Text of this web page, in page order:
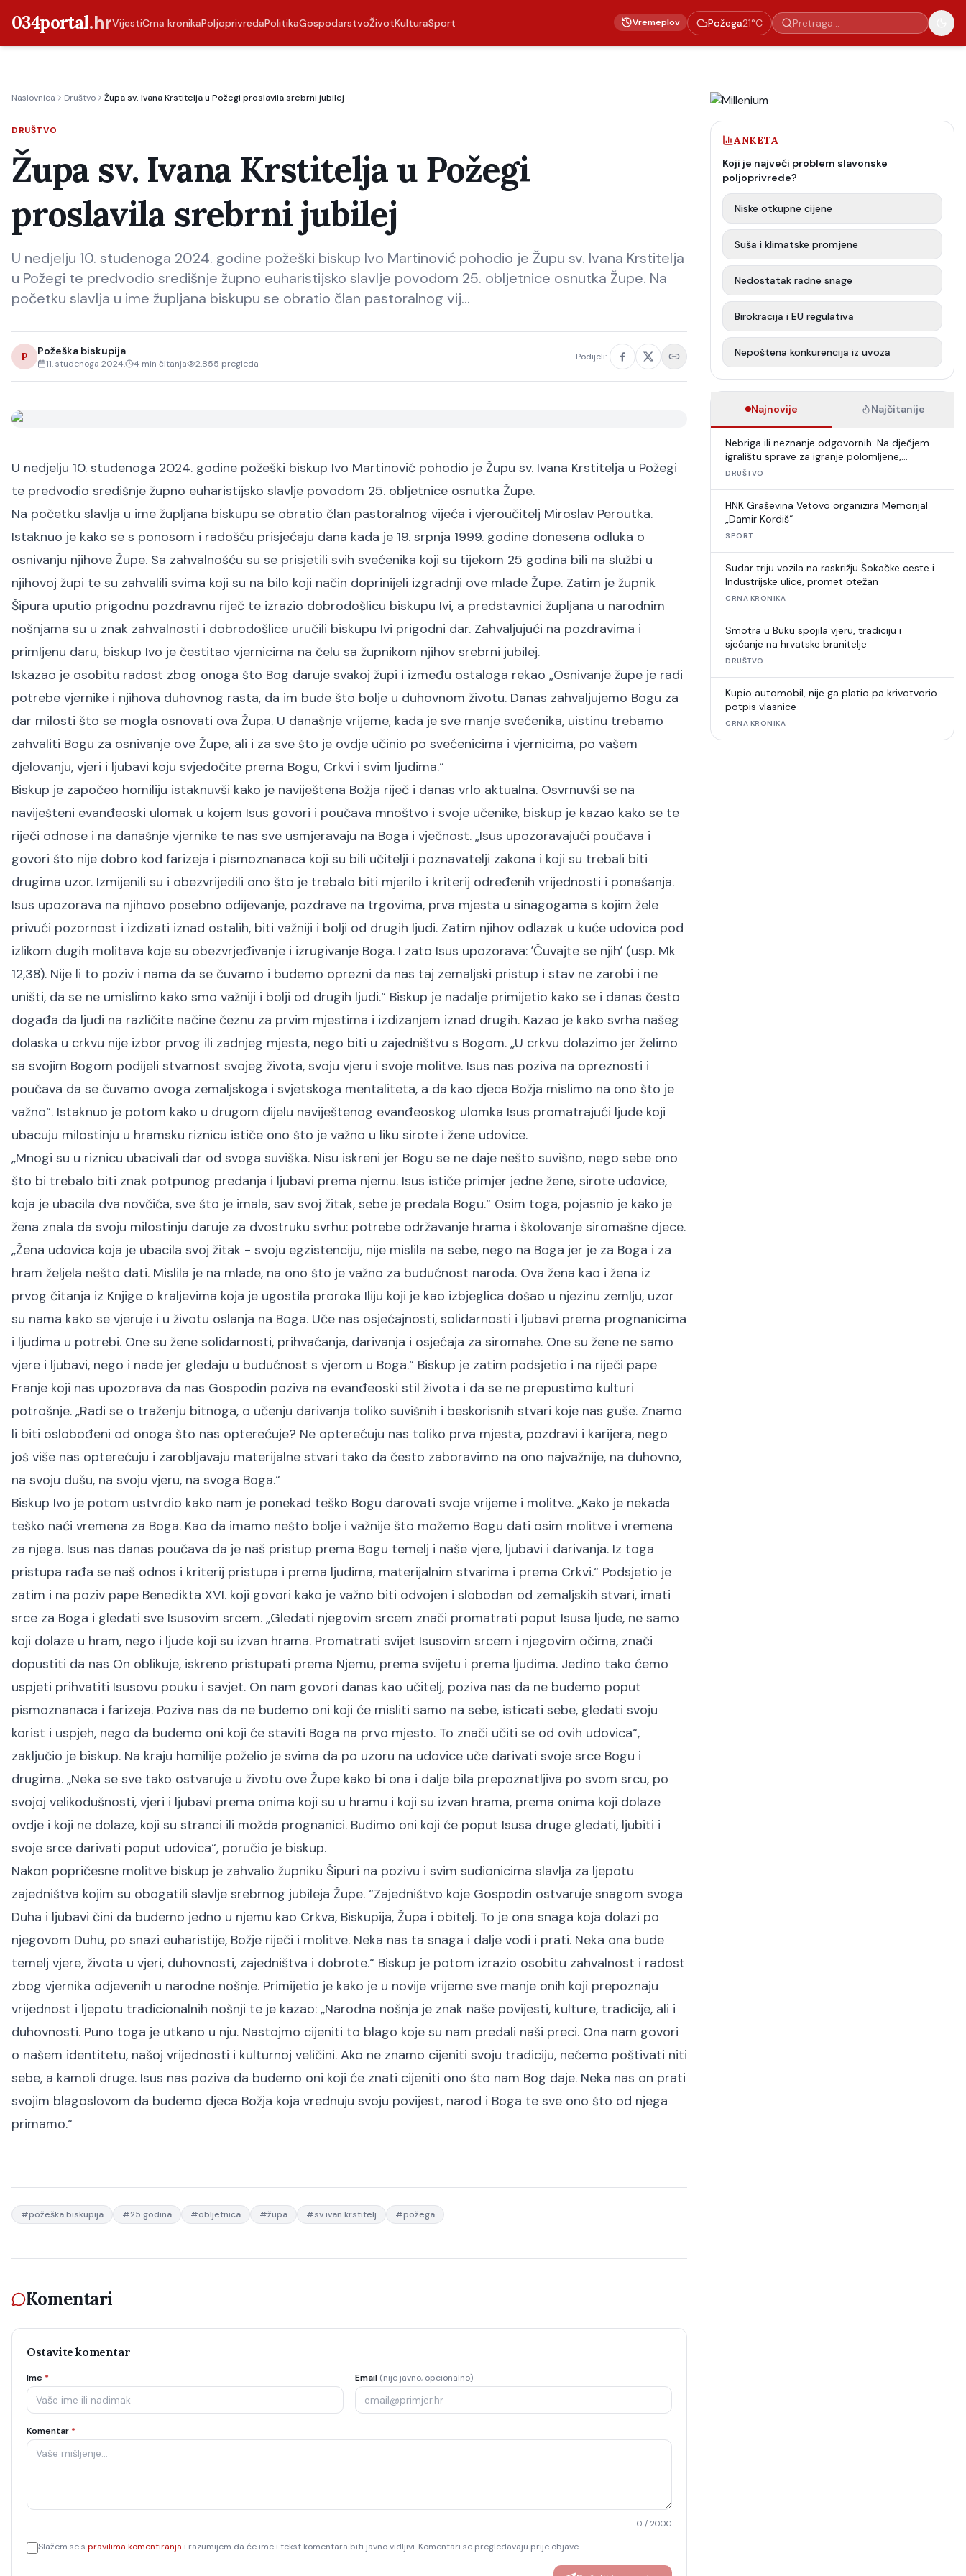
034portal.hrVijestiCrna kronikaPoljoprivredaPolitikaGospodarstvoŽivotKulturaSport Vremeplov Požega21°C
Naslovnica Društvo Župa sv. Ivana Krstitelja u Požegi proslavila srebrni jubilej
DRUŠTVO
Župa sv. Ivana Krstitelja u Požegi
proslavila srebrni jubilej
U nedjelju 10. studenoga 2024. godine požeški biskup Ivo Martinović pohodio je Župu sv. Ivana Krstitelja
u Požegi te predvodio središnje župno euharistijsko slavlje povodom 25. obljetnice osnutka Župe. Na
početku slavlja u ime župljana biskupu se obratio član pastoralnog vij…
P Požeška biskupija
11. studenoga 2024. 4 min čitanja 2.855 pregleda
Podijeli:
U nedjelju 10. studenoga 2024. godine požeški biskup Ivo Martinović pohodio je Župu sv. Ivana Krstitelja u Požegi
te predvodio središnje župno euharistijsko slavlje povodom 25. obljetnice osnutka Župe.
Na početku slavlja u ime župljana biskupu se obratio član pastoralnog vijeća i vjeroučitelj Miroslav Peroutka.
Istaknuo je kako se s ponosom i radošću prisjećaju dana kada je 19. srpnja 1999. godine donesena odluka o
osnivanju njihove Župe. Sa zahvalnošću su se prisjetili svih svećenika koji su tijekom 25 godina bili na službi u
njihovoj župi te su zahvalili svima koji su na bilo koji način doprinijeli izgradnji ove mlade Župe. Zatim je župnik
Šipura uputio prigodnu pozdravnu riječ te izrazio dobrodošlicu biskupu Ivi, a predstavnici župljana u narodnim
nošnjama su u znak zahvalnosti i dobrodošlice uručili biskupu Ivi prigodni dar. Zahvaljujući na pozdravima i
primljenu daru, biskup Ivo je čestitao vjernicima na čelu sa župnikom njihov srebrni jubilej.
Iskazao je osobitu radost zbog onoga što Bog daruje svakoj župi i između ostaloga rekao „Osnivanje župe je radi
potrebe vjernike i njihova duhovnog rasta, da im bude što bolje u duhovnom životu. Danas zahvaljujemo Bogu za
dar milosti što se mogla osnovati ova Župa. U današnje vrijeme, kada je sve manje svećenika, uistinu trebamo
zahvaliti Bogu za osnivanje ove Župe, ali i za sve što je ovdje učinio po svećenicima i vjernicima, po vašem
djelovanju, vjeri i ljubavi koju svjedočite prema Bogu, Crkvi i svim ljudima.“
Biskup je započeo homiliju istaknuvši kako je naviještena Božja riječ i danas vrlo aktualna. Osvrnuvši se na
naviješteni evanđeoski ulomak u kojem Isus govori i poučava mnoštvo i svoje učenike, biskup je kazao kako se te
riječi odnose i na današnje vjernike te nas sve usmjeravaju na Boga i vječnost. „Isus upozoravajući poučava i
govori što nije dobro kod farizeja i pismoznanaca koji su bili učitelji i poznavatelji zakona i koji su trebali biti
drugima uzor. Izmijenili su i obezvrijedili ono što je trebalo biti mjerilo i kriterij određenih vrijednosti i ponašanja.
Isus upozorava na njihovo posebno odijevanje, pozdrave na trgovima, prva mjesta u sinagogama s kojim žele
privući pozornost i izdizati iznad ostalih, biti važniji i bolji od drugih ljudi. Zatim njihov odlazak u kuće udovica pod
izlikom dugih molitava koje su obezvrjeđivanje i izrugivanje Boga. I zato Isus upozorava: ʼČuvajte se njihʼ (usp. Mk
12,38). Nije li to poziv i nama da se čuvamo i budemo oprezni da nas taj zemaljski pristup i stav ne zarobi i ne
uništi, da se ne umislimo kako smo važniji i bolji od drugih ljudi.“ Biskup je nadalje primijetio kako se i danas često
događa da ljudi na različite načine čeznu za prvim mjestima i izdizanjem iznad drugih. Kazao je kako svrha našeg
dolaska u crkvu nije izbor prvog ili zadnjeg mjesta, nego biti u zajedništvu s Bogom. „U crkvu dolazimo jer želimo
sa svojim Bogom podijeli stvarnost svojeg života, svoju vjeru i svoje molitve. Isus nas poziva na opreznosti i
poučava da se čuvamo ovoga zemaljskoga i svjetskoga mentaliteta, a da kao djeca Božja mislimo na ono što je
važno“. Istaknuo je potom kako u drugom dijelu naviještenog evanđeoskog ulomka Isus promatrajući ljude koji
ubacuju milostinju u hramsku riznicu ističe ono što je važno u liku sirote i žene udovice.
„Mnogi su u riznicu ubacivali dar od svoga suviška. Nisu iskreni jer Bogu se ne daje nešto suvišno, nego sebe ono
što bi trebalo biti znak potpunog predanja i ljubavi prema njemu. Isus ističe primjer jedne žene, sirote udovice,
koja je ubacila dva novčića, sve što je imala, sav svoj žitak, sebe je predala Bogu.“ Osim toga, pojasnio je kako je
žena znala da svoju milostinju daruje za dvostruku svrhu: potrebe održavanje hrama i školovanje siromašne djece.
„Žena udovica koja je ubacila svoj žitak - svoju egzistenciju, nije mislila na sebe, nego na Boga jer je za Boga i za
hram željela nešto dati. Mislila je na mlade, na ono što je važno za budućnost naroda. Ova žena kao i žena iz
prvog čitanja iz Knjige o kraljevima koja je ugostila proroka Iliju koji je kao izbjeglica došao u njezinu zemlju, uzor
su nama kako se vjeruje i u životu oslanja na Boga. Uče nas osjećajnosti, solidarnosti i ljubavi prema prognanicima
i ljudima u potrebi. One su žene solidarnosti, prihvaćanja, darivanja i osjećaja za siromahe. One su žene ne samo
vjere i ljubavi, nego i nade jer gledaju u budućnost s vjerom u Boga.“ Biskup je zatim podsjetio i na riječi pape
Franje koji nas upozorava da nas Gospodin poziva na evanđeoski stil života i da se ne prepustimo kulturi
potrošnje. „Radi se o traženju bitnoga, o učenju darivanja toliko suvišnih i beskorisnih stvari koje nas guše. Znamo
li biti oslobođeni od onoga što nas opterećuje? Ne opterećuju nas toliko prva mjesta, pozdravi i karijera, nego
još više nas opterećuju i zarobljavaju materijalne stvari tako da često zaboravimo na ono najvažnije, na duhovno,
na svoju dušu, na svoju vjeru, na svoga Boga.“
Biskup Ivo je potom ustvrdio kako nam je ponekad teško Bogu darovati svoje vrijeme i molitve. „Kako je nekada
teško naći vremena za Boga. Kao da imamo nešto bolje i važnije što možemo Bogu dati osim molitve i vremena
za njega. Isus nas danas poučava da je naš pristup prema Bogu temelj i naše vjere, ljubavi i darivanja. Iz toga
pristupa rađa se naš odnos i kriterij pristupa i prema ljudima, materijalnim stvarima i prema Crkvi.“ Podsjetio je
zatim i na poziv pape Benedikta XVI. koji govori kako je važno biti odvojen i slobodan od zemaljskih stvari, imati
srce za Boga i gledati sve Isusovim srcem. „Gledati njegovim srcem znači promatrati poput Isusa ljude, ne samo
koji dolaze u hram, nego i ljude koji su izvan hrama. Promatrati svijet Isusovim srcem i njegovim očima, znači
dopustiti da nas On oblikuje, iskreno pristupati prema Njemu, prema svijetu i prema ljudima. Jedino tako ćemo
uspjeti prihvatiti Isusovu pouku i savjet. On nam govori danas kao učitelj, poziva nas da ne budemo poput
pismoznanaca i farizeja. Poziva nas da ne budemo oni koji će misliti samo na sebe, isticati sebe, gledati svoju
korist i uspjeh, nego da budemo oni koji će staviti Boga na prvo mjesto. To znači učiti se od ovih udovica“,
zaključio je biskup. Na kraju homilije poželio je svima da po uzoru na udovice uče darivati svoje srce Bogu i
drugima. „Neka se sve tako ostvaruje u životu ove Župe kako bi ona i dalje bila prepoznatljiva po svom srcu, po
svojoj velikodušnosti, vjeri i ljubavi prema onima koji su u hramu i koji su izvan hrama, prema onima koji dolaze
ovdje i koji ne dolaze, koji su stranci ili možda prognanici. Budimo oni koji će poput Isusa druge gledati, ljubiti i
svoje srce darivati poput udovica“, poručio je biskup.
Nakon popričesne molitve biskup je zahvalio župniku Šipuri na pozivu i svim sudionicima slavlja za ljepotu
zajedništva kojim su obogatili slavlje srebrnog jubileja Župe. “Zajedništvo koje Gospodin ostvaruje snagom svoga
Duha i ljubavi čini da budemo jedno u njemu kao Crkva, Biskupija, Župa i obitelj. To je ona snaga koja dolazi po
njegovom Duhu, po snazi euharistije, Božje riječi i molitve. Neka nas ta snaga i dalje vodi i prati. Neka ona bude
temelj vjere, života u vjeri, duhovnosti, zajedništva i dobrote.“ Biskup je potom izrazio osobitu zahvalnost i radost
zbog vjernika odjevenih u narodne nošnje. Primijetio je kako je u novije vrijeme sve manje onih koji prepoznaju
vrijednost i ljepotu tradicionalnih nošnji te je kazao: „Narodna nošnja je znak naše povijesti, kulture, tradicije, ali i
duhovnosti. Puno toga je utkano u nju. Nastojmo cijeniti to blago koje su nam predali naši preci. Ona nam govori
o našem identitetu, našoj vrijednosti i kulturnoj veličini. Ako ne znamo cijeniti svoju tradiciju, nećemo poštivati niti
sebe, a kamoli druge. Isus nas poziva da budemo oni koji će znati cijeniti ono što nam Bog daje. Neka nas on prati
svojim blagoslovom da budemo djeca Božja koja vrednuju svoju povijest, narod i Boga te sve ono što od njega
primamo.“
#požeška biskupija #25 godina #obljetnica #župa #sv ivan krstitelj #požega
Komentari
Ostavite komentar
Ime * Email (nije javno, opcionalno)
Komentar *
0 / 2000
Slažem se s pravilima komentiranja i razumijem da će ime i tekst komentara biti javno vidljivi. Komentari se pregledavaju prije objave.
ANKETA
Koji je najveći problem slavonske
poljoprivrede?
Niske otkupne cijene
Suša i klimatske promjene
Nedostatak radne snage
Birokracija i EU regulativa
Nepoštena konkurencija iz uvoza
Najnovije Najčitanije
Nebriga ili neznanje odgovornih: Na dječjem
igralištu sprave za igranje polomljene,
umjetna trava u raspadu
DRUŠTVO
HNK Graševina Vetovo organizira Memorijal
„Damir Kordiš“
SPORT
Sudar triju vozila na raskrižju Šokačke ceste i
Industrijske ulice, promet otežan
CRNA KRONIKA
Smotra u Buku spojila vjeru, tradiciju i
sjećanje na hrvatske branitelje
DRUŠTVO
Kupio automobil, nije ga platio pa krivotvorio
potpis vlasnice
CRNA KRONIKA